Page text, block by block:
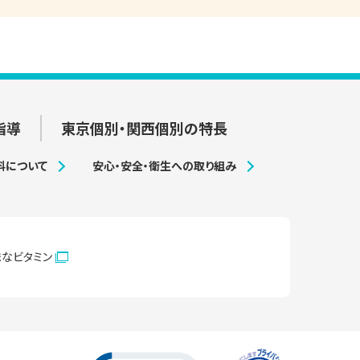
導 東京個別・関西個別の特長
について 安心・安全・衛生への取り組み
ビタミン